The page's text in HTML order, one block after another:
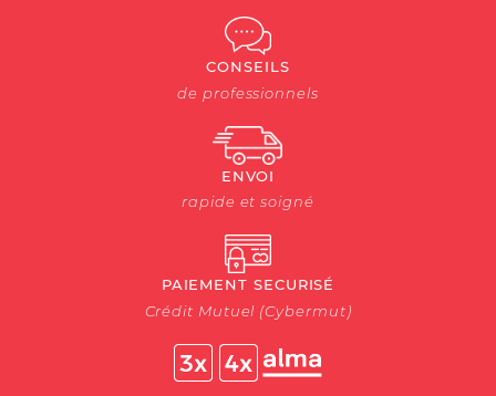
CONSEILS
de professionnels
ENVOI
rapide et soigné
PAIEMENT SECURISÉ
Crédit Mutuel (Cybermut)